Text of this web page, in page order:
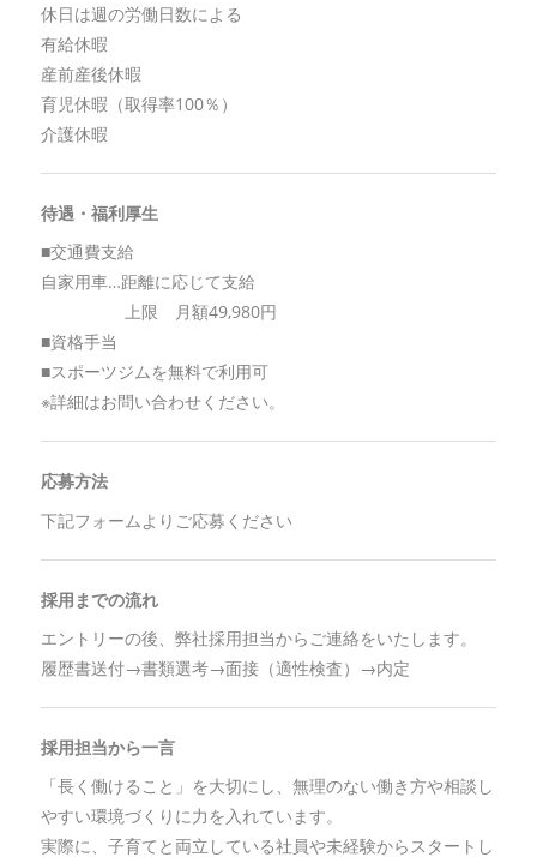
休日は週の労働日数による
有給休暇
産前産後休暇
育児休暇（取得率100％）
介護休暇
待遇・福利厚生
■交通費支給
自家用車…距離に応じて支給
上限 月額49,980円
■資格手当
■スポーツジムを無料で利用可
※詳細はお問い合わせください。
応募方法
下記フォームよりご応募ください
採用までの流れ
エントリーの後、弊社採用担当からご連絡をいたします。
履歴書送付→書類選考→面接（適性検査）→内定
採用担当から一言
「長く働けること」を大切にし、無理のない働き方や相談し
やすい環境づくりに力を入れています。
実際に、子育てと両立している社員や未経験からスタートし